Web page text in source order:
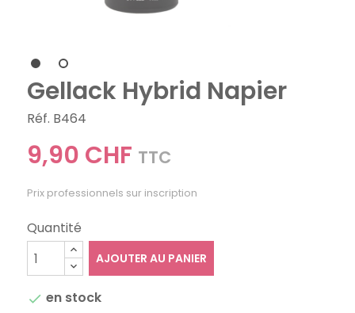
Gellack Hybrid Napier
Réf. B464
9,90 CHF TTC
Prix professionnels sur inscription
Quantité
AJOUTER AU PANIER
 en stock